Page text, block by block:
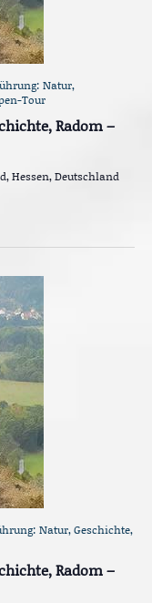
Radom –
Natur,
Tour
Hessen, Deutschland
Radom –
Natur, Geschichte,